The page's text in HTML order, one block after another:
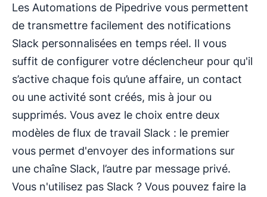
Les Automations de Pipedrive vous permettent
de transmettre facilement des notifications
Slack personnalisées en temps réel. Il vous
suffit de configurer votre déclencheur pour qu'il
s’active chaque fois qu’une affaire, un contact
ou une activité sont créés, mis à jour ou
supprimés. Vous avez le choix entre deux
modèles de flux de travail Slack : le premier
vous permet d'envoyer des informations sur
une chaîne Slack, l’autre par message privé.
Vous n'utilisez pas Slack ? Vous pouvez faire la